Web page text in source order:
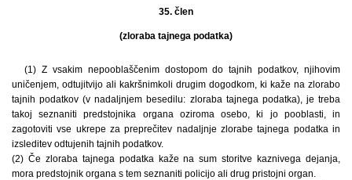
35. člen
(zloraba tajnega podatka)
(1) Z vsakim nepooblaščenim dostopom do tajnih podatkov, njihovim
uničenjem, odtujitvijo ali kakršnimkoli drugim dogodkom, ki kaže na zlorabo
tajnih podatkov (v nadaljnjem besedilu: zloraba tajnega podatka), je treba
takoj seznaniti predstojnika organa oziroma osebo, ki jo pooblasti, in
zagotoviti vse ukrepe za preprečitev nadaljnje zlorabe tajnega podatka in
izsleditev odtujenih tajnih podatkov.
(2) Če zloraba tajnega podatka kaže na sum storitve kaznivega dejanja,
mora predstojnik organa s tem seznaniti policijo ali drug pristojni organ.